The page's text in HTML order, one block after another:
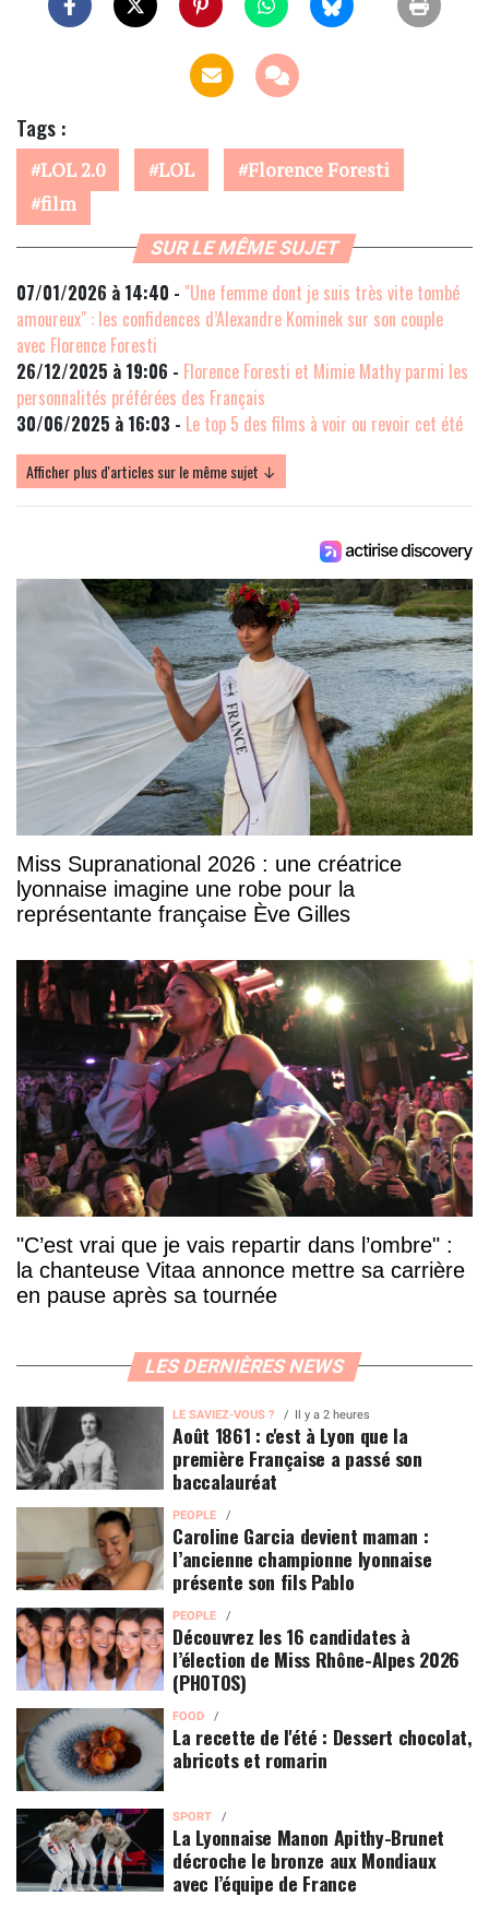
Tags :
LOL 2.0 LOL
Florence Foresti
film
SUR LE MÊME SUJET
07/01/2026 à 14:40 - "Une femme dont je suis très vite tombé
amoureux" : les confidences d’Alexandre Kominek sur son couple
avec Florence Foresti
26/12/2025 à 19:06 - Florence Foresti et Mimie Mathy parmi les
personnalités préférées des Français
30/06/2025 à 16:03 - Le top 5 des films à voir ou revoir cet été
Afficher plus d'articles sur le même sujet ↓
Miss Supranational 2026 : une créatrice
lyonnaise imagine une robe pour la
représentante française Ève Gilles
"C’est vrai que je vais repartir dans l’ombre" :
la chanteuse Vitaa annonce mettre sa carrière
en pause après sa tournée
LES DERNIÈRES NEWS
LE SAVIEZ-VOUS ? Il y a 2 heures
Août 1861 : c'est à Lyon que la
première Française a passé son
baccalauréat
PEOPLE
Caroline Garcia devient maman :
l’ancienne championne lyonnaise
présente son fils Pablo
PEOPLE
Découvrez les 16 candidates à
l’élection de Miss Rhône-Alpes 2026
(PHOTOS)
FOOD
La recette de l'été : Dessert chocolat,
abricots et romarin
SPORT
La Lyonnaise Manon Apithy-Brunet
décroche le bronze aux Mondiaux
avec l’équipe de France